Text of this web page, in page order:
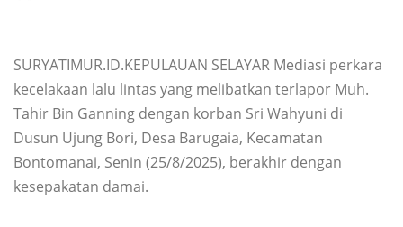
SURYATIMUR.ID.KEPULAUAN SELAYAR Mediasi perkara
kecelakaan lalu lintas yang melibatkan terlapor Muh.
Tahir Bin Ganning dengan korban Sri Wahyuni di
Dusun Ujung Bori, Desa Barugaia, Kecamatan
Bontomanai, Senin (25/8/2025), berakhir dengan
kesepakatan damai.